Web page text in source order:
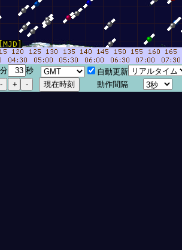
分 秒
自動更新
動作間隔